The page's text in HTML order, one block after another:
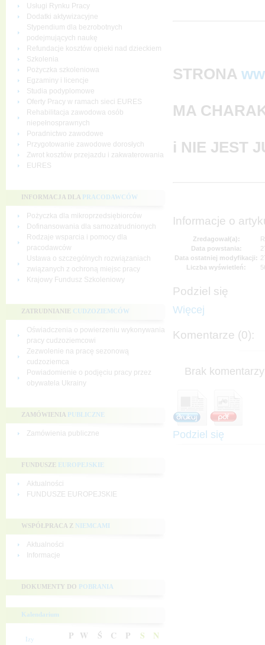
Usługi Rynku Pracy
Dodatki aktywizacyjne
Stypendium dla bezrobotnych
podejmujących naukę
Refundacje kosztów opieki nad dzieckiem
Szkolenia
Pożyczka szkoleniowa
Egzaminy i licencje
Studia podyplomowe
Oferty Pracy w ramach sieci EURES
Rehabilitacja zawodowa osób
niepełnosprawnych
Poradnictwo zawodowe
Przygotowanie zawodowe dorosłych
Zwrot kosztów przejazdu i zakwaterowania
EURES
INFORMACJA DLA PRACODAWCÓW
Pożyczka dla mikroprzedsiębiorców
Dofinansowania dla samozatrudnionych
Rodzaje wsparcia i pomocy dla
pracodawców
Ustawa o szczególnych rozwiązaniach
związanych z ochroną miejsc pracy
Krajowy Fundusz Szkoleniowy
ZATRUDNIANIE CUDZOZIEMCÓW
Oświadczenia o powierzeniu wykonywania
pracy cudzoziemcowi
Zezwolenie na pracę sezonową
cudzoziemca
Powiadomienie o podjęciu pracy przez
obywatela Ukrainy
ZAMÓWIENIA PUBLICZNE
Zamówienia publiczne
FUNDUSZE EUROPEJSKIE
Aktualności
FUNDUSZE EUROPEJSKIE
WSPÓŁPRACA Z NIEMCAMI
Aktualności
Informacje
DOKUMENTY DO POBRANIA
Kalendarium
Izy
P W Ś C P S N
STRONA
MA
i NIE JEST
Informacje o
Zredagował(a):
Data powstania:
Data ostatniej modyfikacji:
Liczba wyświetleń:
Podziel się
Więcej
Komentarze (0):
Brak
Podziel się